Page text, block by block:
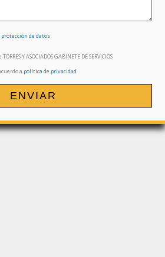
de datos
Y ASOCIADOS GABINETE DE SERVICIOS
a política de privacidad
ENVIAR